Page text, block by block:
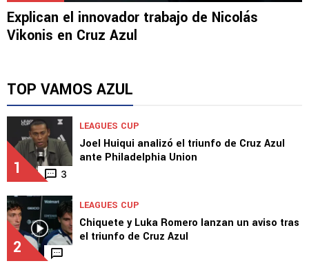
Explican el innovador trabajo de Nicolás
Vikonis en Cruz Azul
TOP VAMOS AZUL
1 3
LEAGUES CUP
Joel Huiqui analizó el triunfo de Cruz Azul
ante Philadelphia Union
2
LEAGUES CUP
Chiquete y Luka Romero lanzan un aviso tras
el triunfo de Cruz Azul